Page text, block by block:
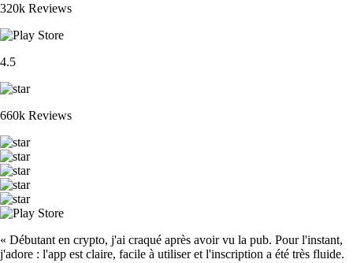
320k Reviews
4.5
660k Reviews
« Débutant en crypto, j'ai craqué après avoir vu la pub. Pour l'instant,
j'adore : l'app est claire, facile à utiliser et l'inscription a été très fluide.